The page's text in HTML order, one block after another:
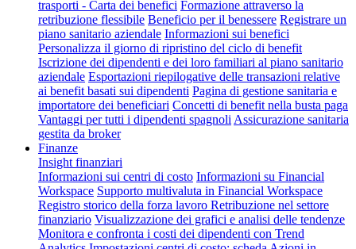
trasporti - Carta dei benefici Formazione attraverso la
retribuzione flessibile Beneficio per il benessere Registrare un
piano sanitario aziendale Informazioni sui benefici
Personalizza il giorno di ripristino del ciclo di benefit
Iscrizione dei dipendenti e dei loro familiari al piano sanitario
aziendale Esportazioni riepilogative delle transazioni relative
ai benefit basati sui dipendenti Pagina di gestione sanitaria e
importatore dei beneficiari Concetti di benefit nella busta paga
Vantaggi per tutti i dipendenti spagnoli Assicurazione sanitaria
gestita da broker
Finanze
Insight finanziari
Informazioni sui centri di costo Informazioni su Financial
Workspace Supporto multivaluta in Financial Workspace
Registro storico della forza lavoro Retribuzione nel settore
finanziario Visualizzazione dei grafici e analisi delle tendenze
Monitora e confronta i costi dei dipendenti con Trend